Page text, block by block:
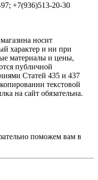
+7(936)513-20-30
носит
характер и ни при
материалы и цены,
публичной
Статей 435 и 437
текстовой
на сайт обязательна.
поможем вам в